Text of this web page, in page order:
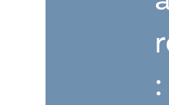
: